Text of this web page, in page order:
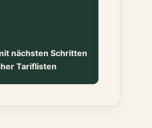
nächsten Schritten
Tariflisten